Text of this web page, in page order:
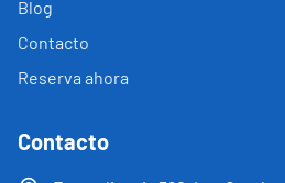
Blog
Contacto
Reserva ahora
Contacto